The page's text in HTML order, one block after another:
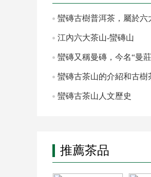
蠻磚古樹普洱茶，屬於六
江內六大茶山-蠻磚山
蠻磚又稱曼磚，今名“曼
蠻磚古茶山的介紹和古樹
蠻磚古茶山人文歷史
推薦茶品